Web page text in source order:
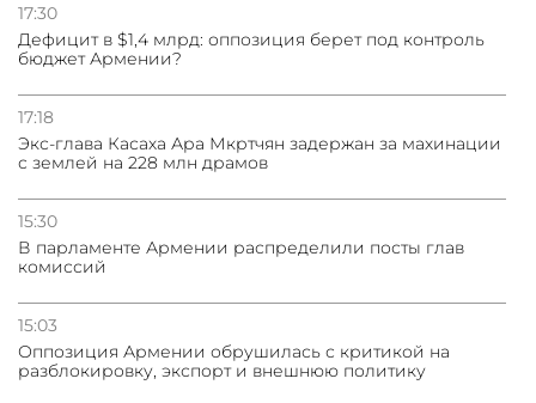
17:30
Дефицит в $1,4 млрд: оппозиция берет под контроль
бюджет Армении?
17:18
Экс-глава Касаха Ара Мкртчян задержан за махинации
с землей на 228 млн драмов
15:30
В парламенте Армении распределили посты глав
комиссий
15:03
Оппозиция Армении обрушилась с критикой на
разблокировку, экспорт и внешнюю политику